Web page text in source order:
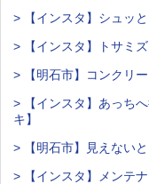
> 【インスタ】シュッ
> 【インスタ】トサミズ
> 【明石市】コンクリ
> 【インスタ】あっち
キ】
> 【明石市】見えない
> 【インスタ】メンテ